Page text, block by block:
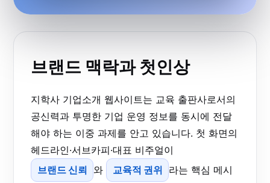
브랜드 맥락과 첫인상
지학사 기업소개 웹사이트는 교육 출판사로서의
공신력과 투명한 기업 운영 정보를 동시에 전달
해야 하는 이중 과제를 안고 있습니다. 첫 화면의
헤드라인·서브카피·대표 비주얼이
브랜드 신뢰
와 교육적 권위
라는 핵심 메시